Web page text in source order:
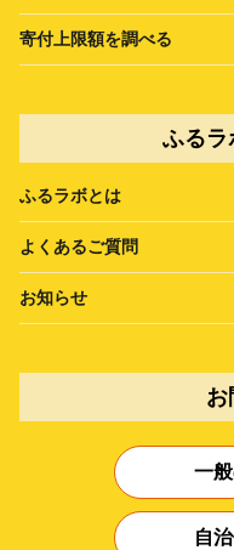
寄付上限額を調べる
ふるラ
ふるラボとは
よくあるご質問
お知らせ
お
一
自